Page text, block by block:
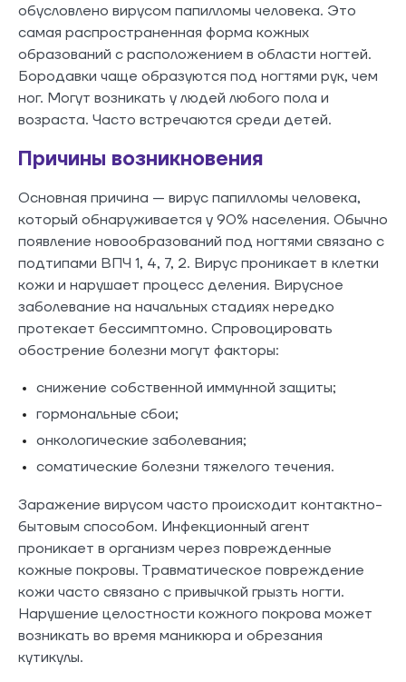
обусловлено вирусом папилломы человека. Это
самая распространенная форма кожных
образований с расположением в области ногтей.
Бородавки чаще образуются под ногтями рук, чем
ног. Могут возникать у людей любого пола и
возраста. Часто встречаются среди детей.
Причины возникновения
Основная причина — вирус папилломы человека,
который обнаруживается у 90% населения. Обычно
появление новообразований под ногтями связано с
подтипами ВПЧ 1, 4, 7, 2. Вирус проникает в клетки
кожи и нарушает процесс деления. Вирусное
заболевание на начальных стадиях нередко
протекает бессимптомно. Спровоцировать
обострение болезни могут факторы:
снижение собственной иммунной защиты;
гормональные сбои;
онкологические заболевания;
соматические болезни тяжелого течения.
Заражение вирусом часто происходит контактно-
бытовым способом. Инфекционный агент
проникает в организм через поврежденные
кожные покровы. Травматическое повреждение
кожи часто связано с привычкой грызть ногти.
Нарушение целостности кожного покрова может
возникать во время маникюра и обрезания
кутикулы.